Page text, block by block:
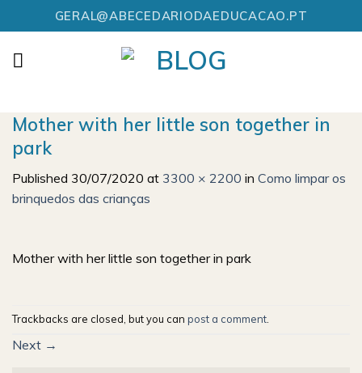
to
content
GERAL@ABECEDARIODAEDUCACAO.PT
Mother with her little son together in
park
Published 30/07/2020 at 3300 × 2200 in Como limpar os
brinquedos das crianças
Mother with her little son together in park
Trackbacks are closed, but you can post a comment.
Next →